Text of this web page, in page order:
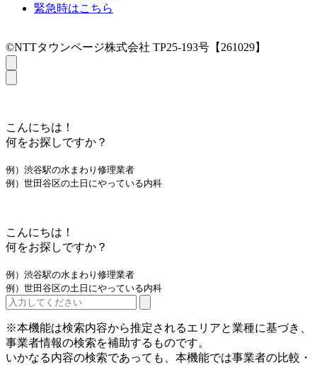
緊急時はこちら
©NTTタウンページ株式会社 TP25-193号【261029】
こんにちは！
何をお探しですか？
例）渋谷駅の水まわり修理業者
例）世田谷区の土日にやっている内科
こんにちは！
何をお探しですか？
例）渋谷駅の水まわり修理業者
例）世田谷区の土日にやっている内科
※本機能は検索内容から推定されるエリアと業種に基づき、
事業者情報の検索を補助するものです。
いかなる内容の検索であっても、本機能では事業者の比較・